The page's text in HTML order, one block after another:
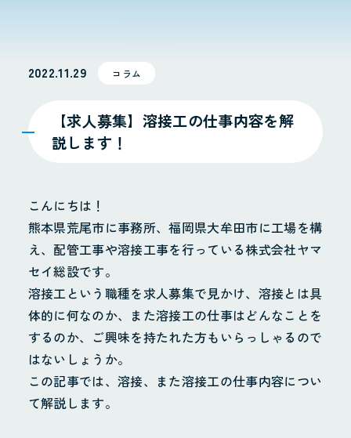
2022.11.29 コラム
【求人募集】溶接工の仕事内容を解
説します！
こんにちは！
熊本県荒尾市に事務所、福岡県大牟田市に工場を構
え、配管工事や溶接工事を行っている株式会社ヤマ
セイ総設です。
溶接工という職種を求人募集で見かけ、溶接とは具
体的に何なのか、また溶接工の仕事はどんなことを
するのか、ご興味を持たれた方もいらっしゃるので
はないしょうか。
この記事では、溶接、また溶接工の仕事内容につい
て解説します。